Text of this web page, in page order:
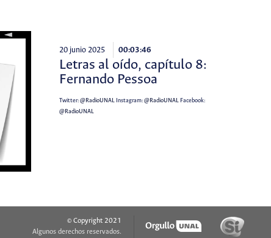
20 junio 2025 00:03:46
Letras al oído, capítulo 8:
Fernando Pessoa
Twitter:@RadioUNALInstagram:@RadioUNALFacebook:
@RadioUNAL
© Copyright 2021
Algunos derechos reservados.